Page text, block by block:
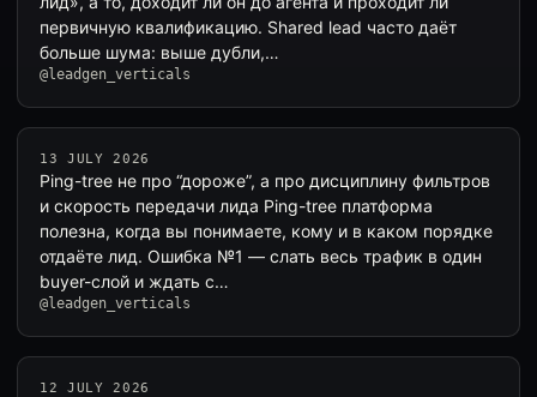
первичную квалификацию. Shared lead часто даёт
больше шума: выше дубли,…
@leadgen_verticals
13 JULY 2026
Ping-tree не про “дороже”, а про дисциплину фильтров
и скорость передачи лида Ping-tree платформа
полезна, когда вы понимаете, кому и в каком порядке
отдаёте лид. Ошибка №1 — слать весь трафик в один
buyer-слой и ждать с…
@leadgen_verticals
12 JULY 2026